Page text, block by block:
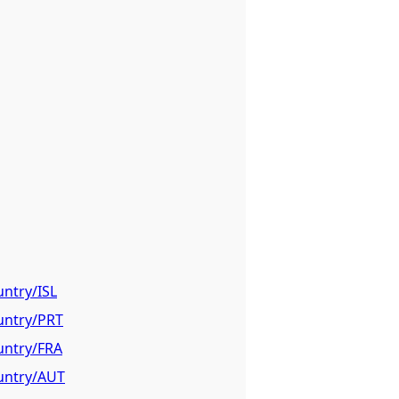
ISL
PRT
FRA
AUT